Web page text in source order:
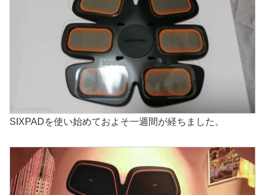
SIXPADを使い始めておよそ一週間が経ちました。